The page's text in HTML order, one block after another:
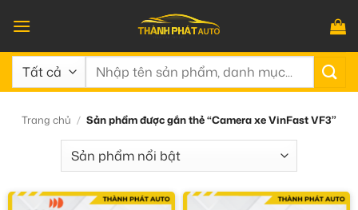
qua
nội
dung
Tìm
Trang chủ / Sản phẩm được gắn thẻ “Camera xe VinFast VF3”